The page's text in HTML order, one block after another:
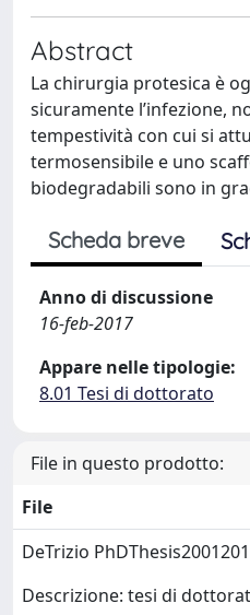
Abstract
La chirurgia protesica è
sicuramente l’infezione,
tempestività con cui si
termosensibile e uno
biodegradabili sono in
Scheda breve
Anno di discussione
16-feb-2017
Appare nelle tipologie:
8.01 Tesi di dottorato
File in questo prodotto:
File
DeTrizio
Descrizione: tesi di